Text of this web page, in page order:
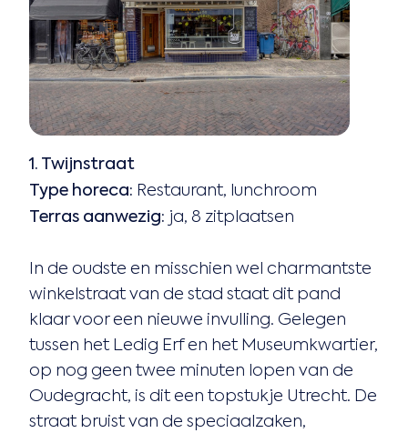
1. Twijnstraat
Type horeca: Restaurant, lunchroom
Terras aanwezig: ja, 8 zitplaatsen
In de oudste en misschien wel charmantste
winkelstraat van de stad staat dit pand
klaar voor een nieuwe invulling. Gelegen
tussen het Ledig Erf en het Museumkwartier,
op nog geen twee minuten lopen van de
Oudegracht, is dit een topstukje Utrecht. De
straat bruist van de speciaalzaken,